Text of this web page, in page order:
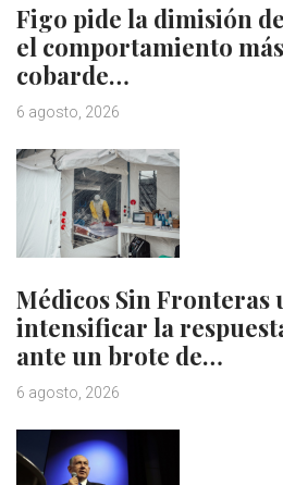
Figo pide la dimisión
el comportamiento
cobarde…
6 agosto, 2026
Médicos Sin Fronteras
intensificar la
ante un brote de…
6 agosto, 2026